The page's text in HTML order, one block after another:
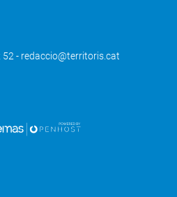
- redaccio@territoris.cat